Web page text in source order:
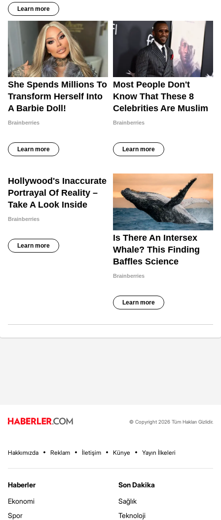
© Copyright 2026 Tüm Hakları Gizlidir.
Hakkımızda Reklam İletişim Künye Yayın İlkeleri
Haberler
Ekonomi
Spor
Son Dakika
Sağlık
Teknoloji